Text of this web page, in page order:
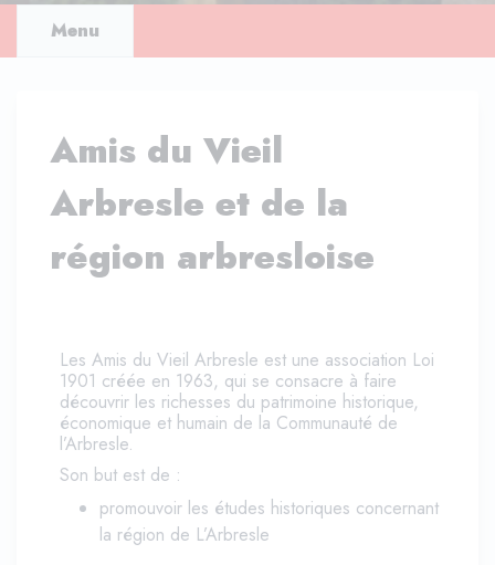
Menu
Amis du Vieil
Arbresle et de la
région arbresloise
Les Amis du Vieil Arbresle est une association Loi
1901 créée en 1963, qui se consacre à faire
découvrir les richesses du patrimoine historique,
économique et humain de la Communauté de
l’Arbresle.
Son but est de :
promouvoir les études historiques concernant
la région de L’Arbresle